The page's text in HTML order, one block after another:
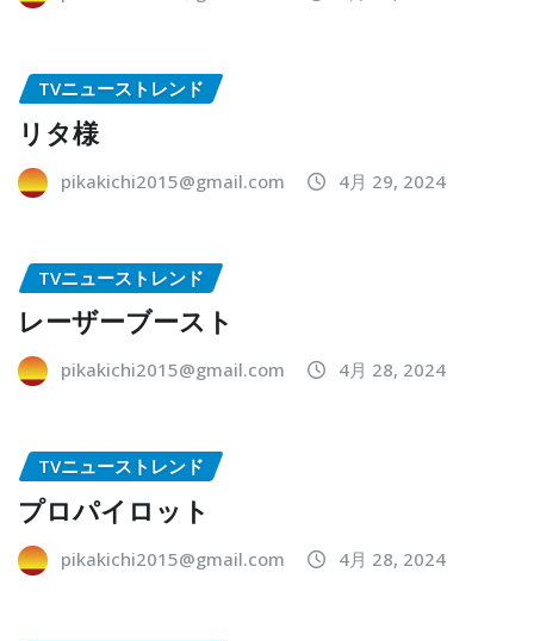
TVニューストレンド
リタ様
pikakichi2015@gmail.com 4月 29, 2024
TVニューストレンド
レーザーブースト
pikakichi2015@gmail.com 4月 28, 2024
TVニューストレンド
プロパイロット
pikakichi2015@gmail.com 4月 28, 2024